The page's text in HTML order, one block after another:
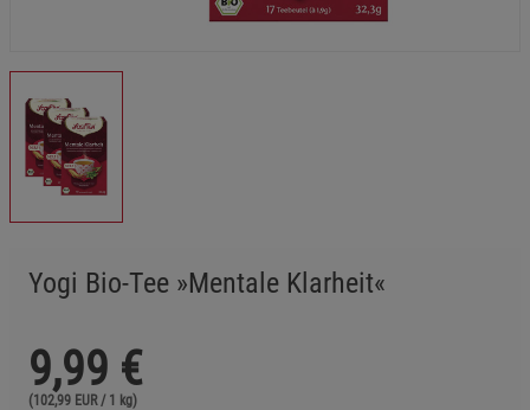
Yogi Bio-Tee »Mentale Klarheit«
9,99 €
(102,99 EUR / 1 kg)